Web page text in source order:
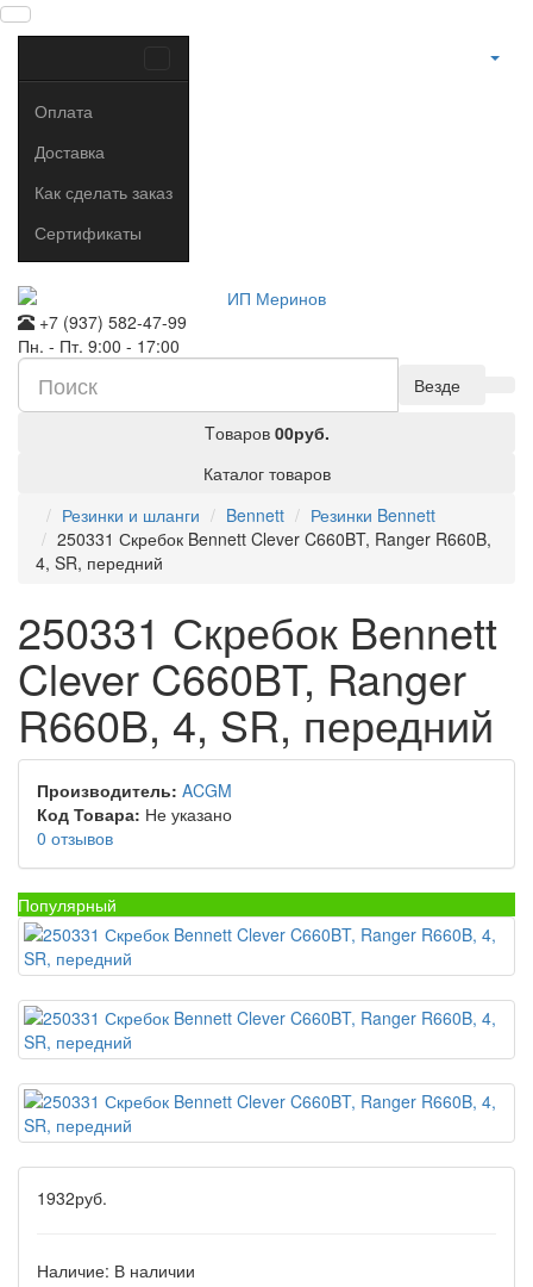
Оплата
Доставка
Как сделать заказ
Сертификаты
+7 (937) 582-47-99
Пн. - Пт. 9:00 - 17:00
Везде
Tоваров 00руб.
Каталог товаров
Резинки и шланги
Bennett
Резинки Bennett
250331 Скребок Bennett Clever C660BT, Ranger R660B,
4, SR, передний
250331 Скребок Bennett
Clever C660BT, Ranger
R660B, 4, SR, передний
Производитель: ACGM
Код Товара: Не указано
0 отзывов
Популярный
1932руб.
Наличие: В наличии